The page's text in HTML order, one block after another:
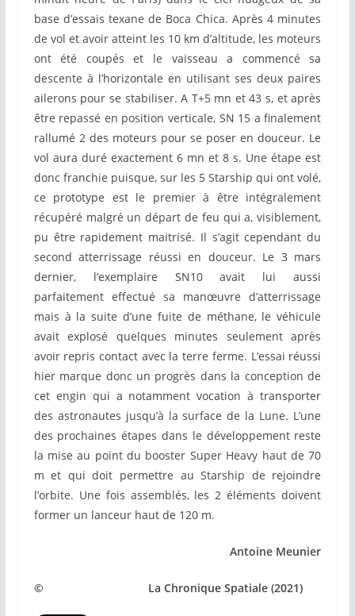
base d’essais texane de Boca Chica. Après 4 minutes
de vol et avoir atteint les 10 km d’altitude, les moteurs
ont été coupés et le vaisseau a commencé sa
descente à l’horizontale en utilisant ses deux paires
ailerons pour se stabiliser. A T+5 mn et 43 s, et après
être repassé en position verticale, SN 15 a finalement
rallumé 2 des moteurs pour se poser en douceur. Le
vol aura duré exactement 6 mn et 8 s. Une étape est
donc franchie puisque, sur les 5 Starship qui ont volé,
ce prototype est le premier à être intégralement
récupéré malgré un départ de feu qui a, visiblement,
pu être rapidement maitrisé. Il s’agit cependant du
second atterrissage réussi en douceur. Le 3 mars
dernier, l’exemplaire SN10 avait lui aussi
parfaitement effectué sa manœuvre d’atterrissage
mais à la suite d’une fuite de méthane, le véhicule
avait explosé quelques minutes seulement après
avoir repris contact avec la terre ferme. L’essai réussi
hier marque donc un progrès dans la conception de
cet engin qui a notamment vocation à transporter
des astronautes jusqu’à la surface de la Lune. L’une
des prochaines étapes dans le développement reste
la mise au point du booster Super Heavy haut de 70
m et qui doit permettre au Starship de rejoindre
l’orbite. Une fois assemblés, les 2 éléments doivent
former un lanceur haut de 120 m.
Antoine Meunier
© La Chronique Spatiale (2021)